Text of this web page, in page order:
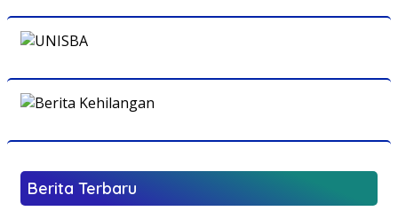
Berita Terbaru